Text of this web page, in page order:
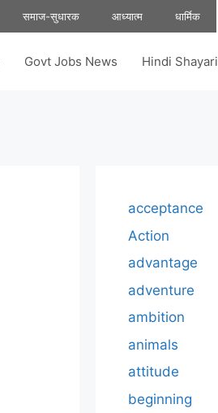
समाज-सुधारक आध्यात्म धार्मिक
Govt Jobs News Hindi Shayari
acceptance
Action
advantage
adventure
ambition
animals
attitude
beginning